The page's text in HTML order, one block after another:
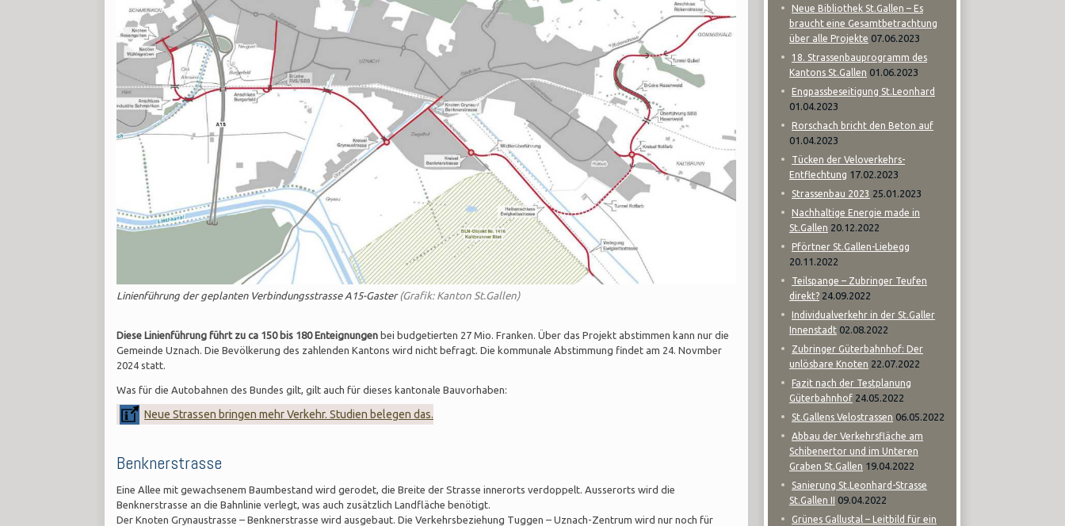
Linienführung der geplanten Verbindungsstrasse A15-Gaster(Grafik: Kanton St.Gallen)
Diese Linienführung führt zu ca 150 bis 180 Enteignungen bei budgetierten 27 Mio. Franken. Über das Projekt abstimmen kann nur die
Gemeinde Uznach. Die Bevölkerung des zahlenden Kantons wird nicht befragt. Die kommunale Abstimmung findet am 24. Novmber
2024 statt.
Was für die Autobahnen des Bundes gilt, gilt auch für dieses kantonale Bauvorhaben:
Neue Strassen bringen mehr Verkehr. Studien belegen das.
Benknerstrasse
Eine Allee mit gewachsenem Baumbestand wird gerodet, die Breite der Strasse innerorts verdoppelt. Ausserorts wird die
Benknerstrasse an die Bahnlinie verlegt, was auch zusätzlich Landfläche benötigt.
Der Knoten Grynaustrasse – Benknerstrasse wird ausgebaut. Die Verkehrsbeziehung Tuggen – Uznach-Zentrum wird nur noch für
Neue Bibliothek St.Gallen – Es
braucht eine Gesamtbetrachtung
über alle Projekte 07.06.2023
18. Strassenbauprogramm des
Kantons St.Gallen 01.06.2023
Engpassbeseitigung St.Leonhard
01.04.2023
Rorschach bricht den Beton auf
01.04.2023
Tücken der Veloverkehrs-
Entflechtung 17.02.2023
Strassenbau 2023 25.01.2023
Nachhaltige Energie made in
St.Gallen 20.12.2022
Pförtner St.Gallen-Liebegg
20.11.2022
Teilspange – Zubringer Teufen
direkt? 24.09.2022
Individualverkehr in der St.Galler
Innenstadt 02.08.2022
Zubringer Güterbahnhof: Der
unlösbare Knoten 22.07.2022
Fazit nach der Testplanung
Güterbahnhof 24.05.2022
St.Gallens Velostrassen 06.05.2022
Abbau der Verkehrsfläche am
Schibenertor und im Unteren
Graben St.Gallen 19.04.2022
Sanierung St.Leonhard-Strasse
St.Gallen II 09.04.2022
Grünes Gallustal – Leitbild für ein